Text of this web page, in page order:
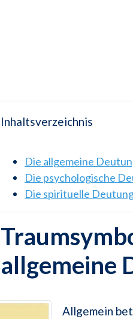
Inhaltsverzeichnis
Die allgemeine
Die psychologische
Die spirituelle
allgemeine
Allgemein